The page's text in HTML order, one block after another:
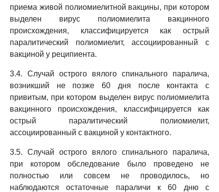
приема живой полиомиелитной вакцины, при котором
выделен вирус полиомиелита вакцинного
происхождения, классифицируется как острый
паралитический полиомиелит, ассоциированный с
вакциной у реципиента.
3.4. Случай острого вялого спинального паралича,
возникший не позже 60 дня после контакта с
привитым, при котором выделен вирус полиомиелита
вакцинного происхождения, классифицируется как
острый паралитический полиомиелит,
ассоциированный с вакциной у контактного.
3.5. Случай острого вялого спинального паралича,
при котором обследование было проведено не
полностью или совсем не проводилось, но
наблюдаются остаточные параличи к 60 дню с